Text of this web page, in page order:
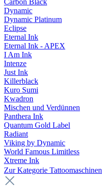
Carbon Black
Dynamic
Dynamic Platinum
Eclipse
Eternal Ink
Eternal Ink - APEX
I Am Ink
Intenze
Just Ink
Killerblack
Kuro Sumi
Kwadron
Mischen und Verdünnen
Panthera Ink
Quantum Gold Label
Radiant
Viking by Dynamic
World Famous Limitless
Xtreme Ink
Zur Kategorie Tattoomaschinen